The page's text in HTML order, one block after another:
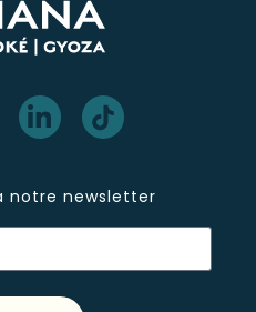
notre newsletter